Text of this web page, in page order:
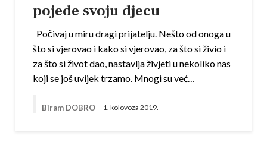
pojede svoju djecu
Počivaj u miru dragi prijatelju. Nešto od onoga u
što si vjerovao i kako si vjerovao, za što si živio i
za što si život dao, nastavlja živjeti u nekoliko nas
koji se još uvijek trzamo. Mnogi su već…
Biram DOBRO 1. kolovoza 2019.